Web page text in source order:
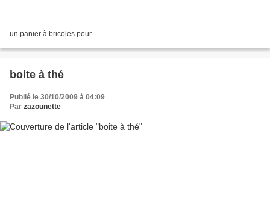
un panier à bricoles pour......
boite à thé
Publié le 30/10/2009 à 04:09
Par zazounette